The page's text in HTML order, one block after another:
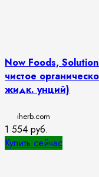
Now Foods,
чистое
жидк. унций)
iherb.com
1 554 руб.
Купить сейчас